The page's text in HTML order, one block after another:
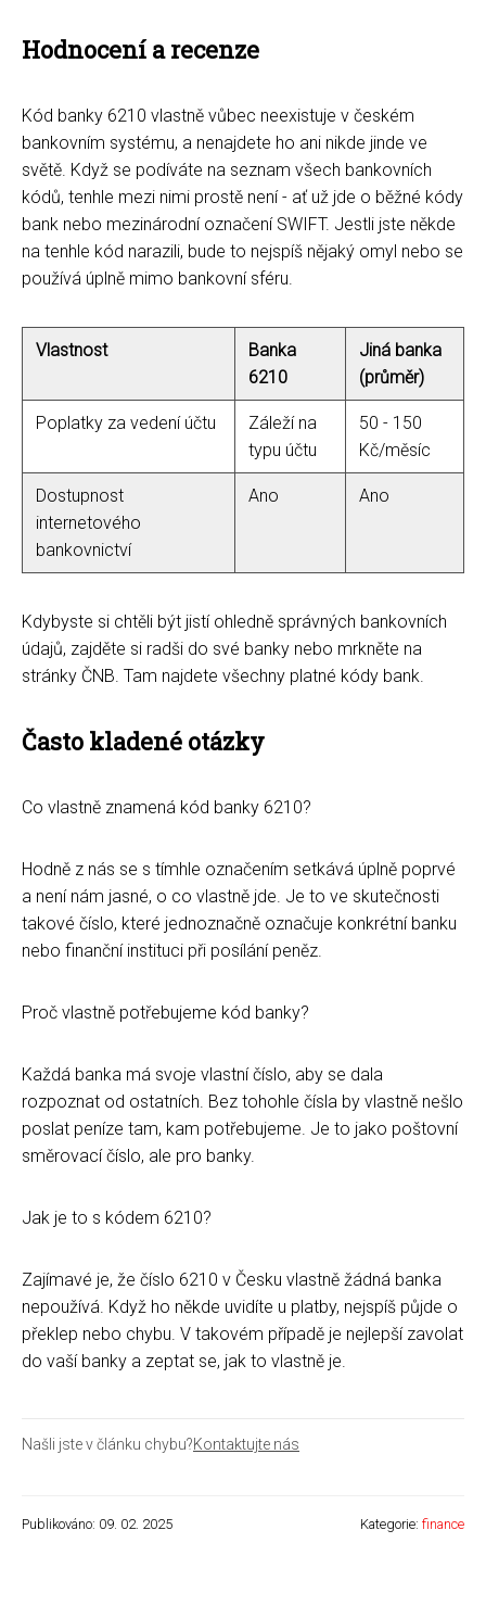
Hodnocení a recenze
Kód banky 6210 vlastně vůbec neexistuje v českém
bankovním systému, a nenajdete ho ani nikde jinde ve
světě. Když se podíváte na seznam všech bankovních
kódů, tenhle mezi nimi prostě není - ať už jde o běžné kódy
bank nebo mezinárodní označení SWIFT. Jestli jste někde
na tenhle kód narazili, bude to nejspíš nějaký omyl nebo se
používá úplně mimo bankovní sféru.
Vlastnost
Banka
6210
Jiná banka
(průměr)
Poplatky za vedení účtu
Záleží na
typu účtu
50 - 150
Kč/měsíc
Dostupnost
internetového
bankovnictví
Ano Ano
Kdybyste si chtěli být jistí ohledně správných bankovních
údajů, zajděte si radši do své banky nebo mrkněte na
stránky ČNB. Tam najdete všechny platné kódy bank.
Často kladené otázky
Co vlastně znamená kód banky 6210?
Hodně z nás se s tímhle označením setkává úplně poprvé
a není nám jasné, o co vlastně jde. Je to ve skutečnosti
takové číslo, které jednoznačně označuje konkrétní banku
nebo finanční instituci při posílání peněz.
Proč vlastně potřebujeme kód banky?
Každá banka má svoje vlastní číslo, aby se dala
rozpoznat od ostatních. Bez tohohle čísla by vlastně nešlo
poslat peníze tam, kam potřebujeme. Je to jako poštovní
směrovací číslo, ale pro banky.
Jak je to s kódem 6210?
Zajímavé je, že číslo 6210 v Česku vlastně žádná banka
nepoužívá. Když ho někde uvidíte u platby, nejspíš půjde o
překlep nebo chybu. V takovém případě je nejlepší zavolat
do vaší banky a zeptat se, jak to vlastně je.
Našli jste v článku chybu?Kontaktujte nás
Publikováno: 09. 02. 2025 Kategorie: finance